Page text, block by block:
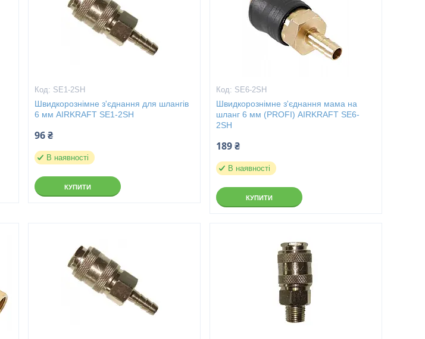
SE1-2SH
Швидкорознімне з'єднання для шлангів
6 мм AIRKRAFT SE1-2SH
96 ₴
В наявності
КУПИТИ
SE6-2SH
Швидкорознімне з'єднання мама на
шланг 6 мм (PROFI) AIRKRAFT SE6-
2SH
189 ₴
В наявності
КУПИТИ